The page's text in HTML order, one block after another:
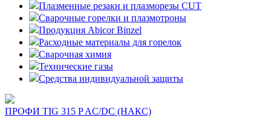
Плазменные резаки и плазморезы CUT
Сварочные горелки и плазмотроны
Продукция Abicor Binzel
Расходные материалы для горелок
Сварочная химия
Технические газы
Средства индивидуальной защиты
ПРОФИ TIG 315 P AC/DC (НАКС)